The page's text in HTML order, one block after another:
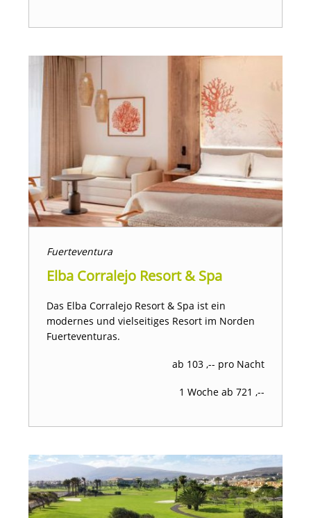
Fuerteventura
Elba Corralejo Resort & Spa
Das Elba Corralejo Resort & Spa ist ein
modernes und vielseitiges Resort im Norden
Fuerteventuras.
ab 103 ,-- pro Nacht
1 Woche ab 721 ,--